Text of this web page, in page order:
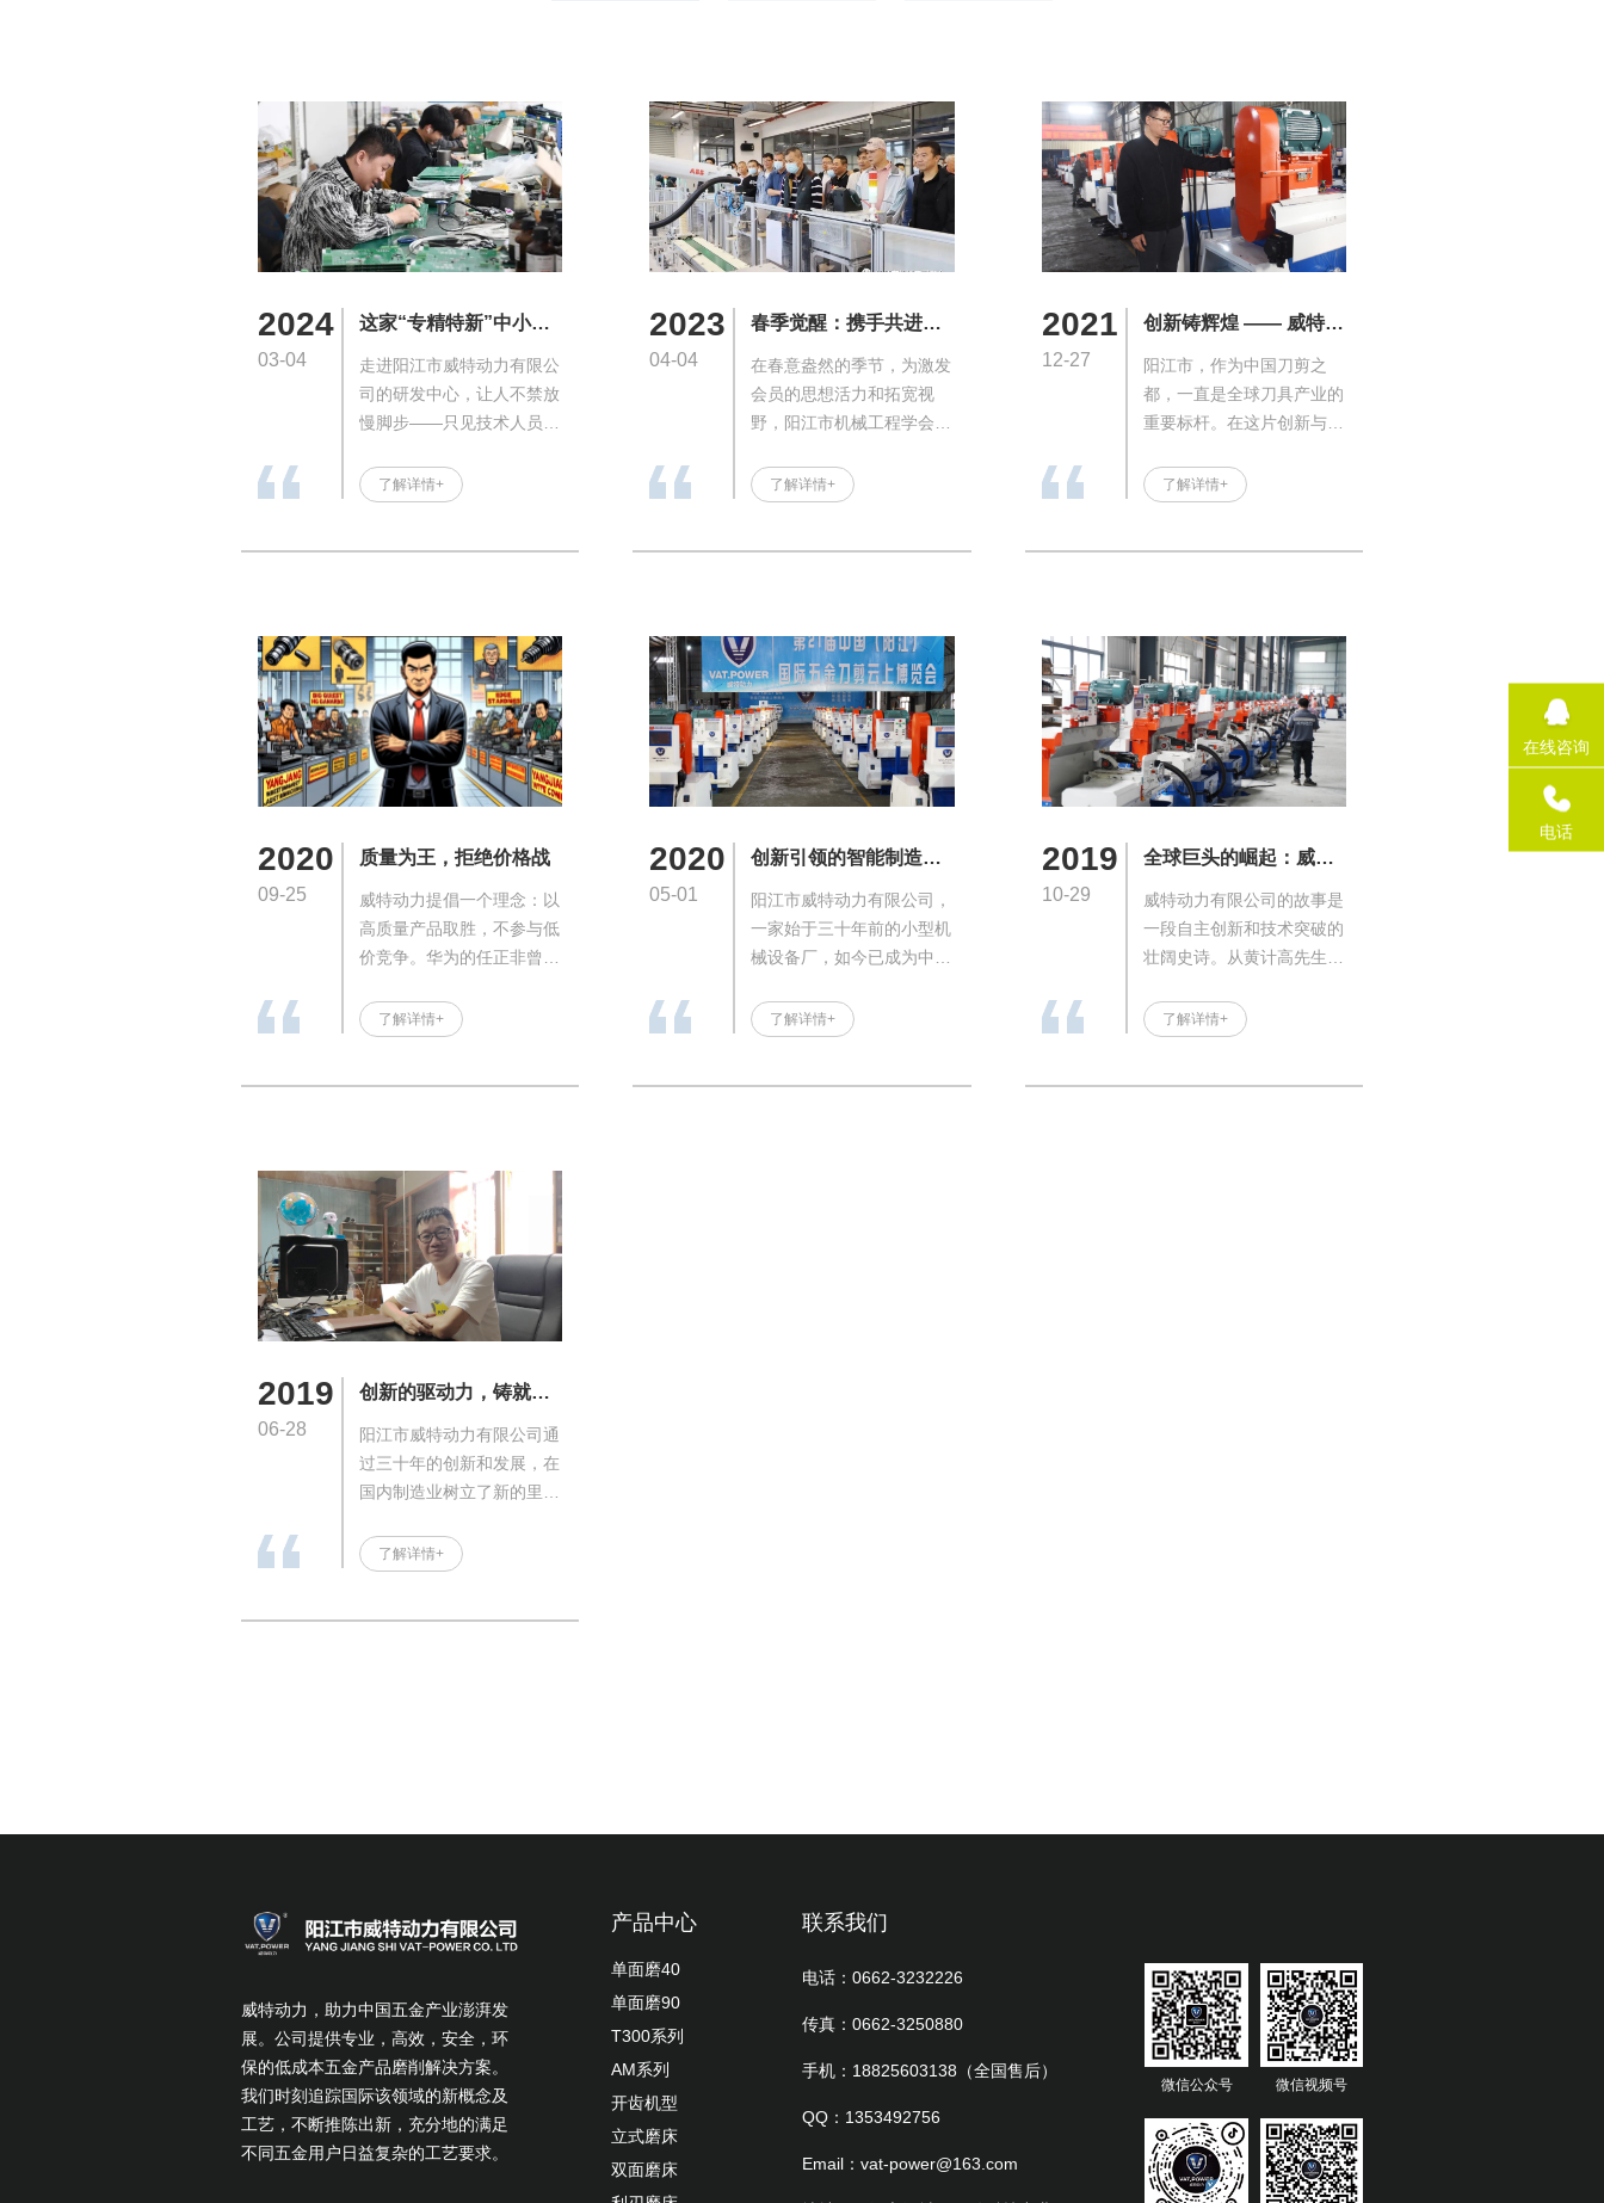
2024
03-04
这家“专精特新”中小企
业锤炼“硬功夫”，产品
在阳江市场占有率超九
成
走进阳江市威特动力有限公
司的研发中心，让人不禁放
慢脚步——只见技术人员手
件，精准贴放在电路板上，
然后用电烙铁在元器件两侧
了解详情+
2023
04-04
春季觉醒：携手共进的
学术与工业交流之旅
在春意盎然的季节，为激发
会员的思想活力和拓宽视
野，阳江市机械工程学会组
流活动。4月3日下午，由黄
计高理事长带领的团队以及
室和阳江市张小泉智能制造
有限公司。
了解详情+
2021
12-27
创新铸辉煌 —— 威特动
力引领刀剪制造业新时
代
阳江市，作为中国刀剪之
都，一直是全球刀具产业的
重要标杆。在这片创新与匠
动力有限公司凭借三十余年
的深耕细作，成就了行业内
了解详情+
2020
09-25
质量为王，拒绝价格战
威特动力提倡一个理念：以
高质量产品取胜，不参与低
价竞争。华为的任正非曾警
过去，"物美价廉"的幌子掩
盖不了产品质量的重要性。
业链的健康发展。
了解详情+
2020
05-01
创新引领的智能制造新
星
阳江市威特动力有限公司，
一家始于三十年前的小型机
械设备厂，如今已成为中国
创时代的传统手工生产方
式，到现如今的高效自动化
了解详情+
2019
10-29
全球巨头的崛起：威特
动力三十年的国际品牌
演变
威特动力有限公司的故事是
一段自主创新和技术突破的
壮阔史诗。从黄计高先生三
步，威特动力以改革传统手
工生产方式为己任，逐渐成
了解详情+
2019
06-28
创新的驱动力，铸就制
造业的新篇章
阳江市威特动力有限公司通
过三十年的创新和发展，在
国内制造业树立了新的里程
生建立，以生产五金刀剪研
磨机械起步，早期产品深受
了解详情+
威特动力，助力中国五金产业澎湃发
展。公司提供专业，高效，安全，环
保的低成本五金产品磨削解决方案。
我们时刻追踪国际该领域的新概念及
工艺，不断推陈出新，充分地的满足
不同五金用户日益复杂的工艺要求。
产品中心
单面磨40
单面磨90
T300系列
AM系列
开齿机型
立式磨床
双面磨床
联系我们
电话：0662-3232226
传真：0662-3250880
手机：18825603138（全国售后）
QQ：1353492756
Email：vat-power@163.com
微信公众号 微信视频号
在线咨询
电话